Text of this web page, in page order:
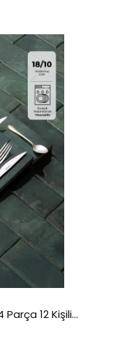
Elegance Göksu Gold 84 Parça 12 Kişilik Lüks Kutulu Çatal Kaşık Bıçak Seti